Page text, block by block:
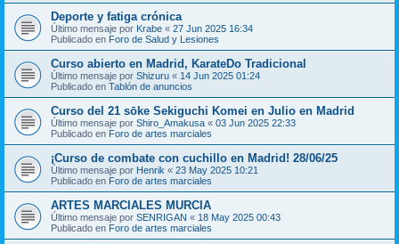
Deporte y fatiga crónica
Último mensaje por Krabe « 27 Jun 2025 16:34
Publicado en Foro de Salud y Lesiones
Curso abierto en Madrid, KarateDo Tradicional
Último mensaje por Shizuru « 14 Jun 2025 01:24
Publicado en Tablón de anuncios
Curso del 21 sōke Sekiguchi Komei en Julio en Madrid
Último mensaje por Shiro_Amakusa « 03 Jun 2025 22:33
Publicado en Foro de artes marciales
¡Curso de combate con cuchillo en Madrid! 28/06/25
Último mensaje por Henrik « 23 May 2025 10:21
Publicado en Foro de artes marciales
ARTES MARCIALES MURCIA
Último mensaje por SENRIGAN « 18 May 2025 00:43
Publicado en Foro de artes marciales